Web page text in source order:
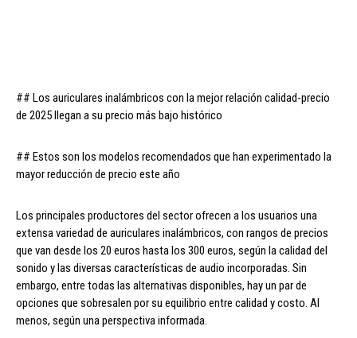
## Los auriculares inalámbricos con la mejor relación calidad-precio
de 2025 llegan a su precio más bajo histórico
## Estos son los modelos recomendados que han experimentado la
mayor reducción de precio este año
Los principales productores del sector ofrecen a los usuarios una
extensa variedad de auriculares inalámbricos, con rangos de precios
que van desde los 20 euros hasta los 300 euros, según la calidad del
sonido y las diversas características de audio incorporadas. Sin
embargo, entre todas las alternativas disponibles, hay un par de
opciones que sobresalen por su equilibrio entre calidad y costo. Al
menos, según una perspectiva informada.